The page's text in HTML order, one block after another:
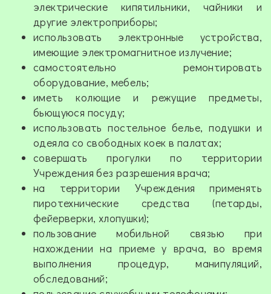
электрические кипятильники, чайники и
другие электроприборы;
использовать электронные устройства,
имеющие электромагнитное излучение;
самостоятельно ремонтировать
оборудование, мебель;
иметь колющие и режущие предметы,
бьющуюся посуду;
использовать постельное белье, подушки и
одеяла со свободных коек в палатах;
совершать прогулки по территории
Учреждения без разрешения врача;
на территории Учреждения применять
пиротехнические средства (петарды,
фейерверки, хлопушки);
пользование мобильной связью при
нахождении на приеме у врача, во время
выполнения процедур, манипуляций,
обследований;